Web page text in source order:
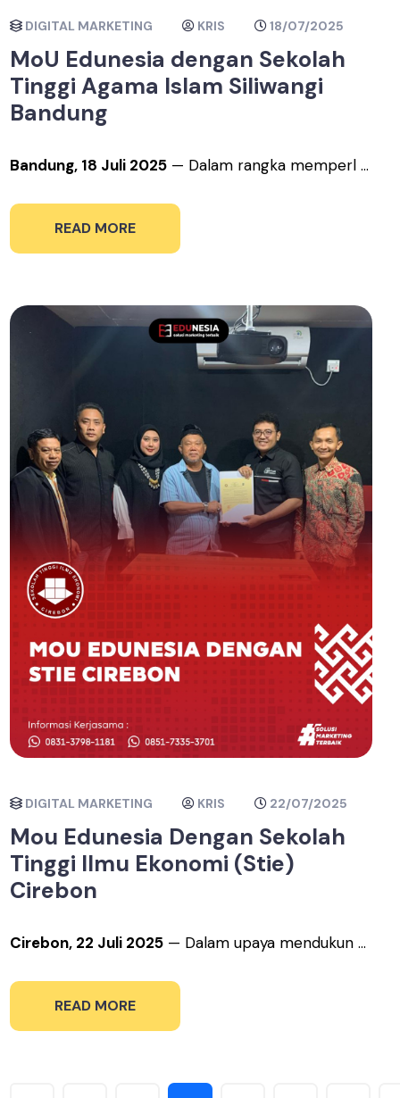
DIGITAL MARKETING KRIS 18/07/2025
MoU Edunesia dengan Sekolah
Tinggi Agama Islam Siliwangi
Bandung
Bandung, 18 Juli 2025 — Dalam rangka memperl ...
READ MORE
DIGITAL MARKETING KRIS 22/07/2025
Mou Edunesia Dengan Sekolah
Tinggi Ilmu Ekonomi (Stie)
Cirebon
Cirebon, 22 Juli 2025 — Dalam upaya mendukun ...
READ MORE